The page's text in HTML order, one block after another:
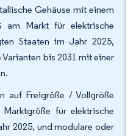
Gehäuse mit einem
am Markt für elektrische
Staaten im Jahr 2025,
bis 2031 mit einer
auf Freigröße / Vollgröße
für elektrische
2025, und modulare oder